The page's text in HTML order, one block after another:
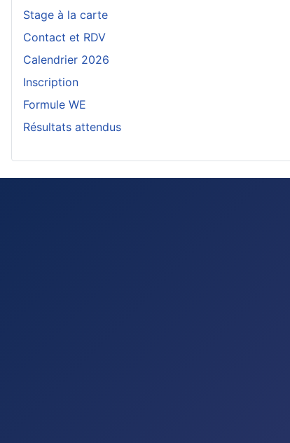
Stage à la carte
Contact et RDV
Calendrier 2026
Inscription
Formule WE
Résultats attendus